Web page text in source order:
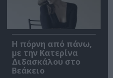
Η πόρνη από πάνω,
με την Κατερίνα
Διδασκάλου στο
Βεάκειο